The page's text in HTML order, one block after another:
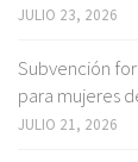
JULIO 23, 2026
Subvención
para mujeres
JULIO 21, 2026